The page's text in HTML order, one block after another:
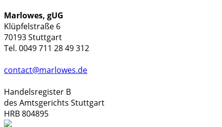
Marlowes, gUG
Klüpfelstraße 6
70193 Stuttgart
Tel. 0049 711 28 49 312
contact@marlowes.de
Handelsregister B
des Amtsgerichts Stuttgart
HRB 804895